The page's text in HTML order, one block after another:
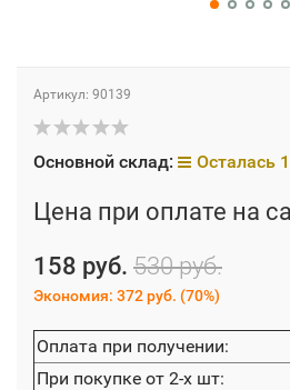
Артикул: 90139
Основной склад: Осталась
Цена при оплате на
158 руб. 530 руб.
Экономия: 372 руб. (70%)
Оплата при получении:
При покупке от 2-х шт: